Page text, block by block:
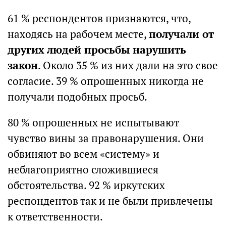
61 % респондентов признаются, что,
находясь на рабочем месте,получали от
других людей просьбы нарушить
закон. Около 35 % из них дали на это свое
согласие. 39 % опрошенных никогда не
получали подобных просьб.
80 % опрошенных не испытывают
чувство вины за правонарушения. Они
обвиняют во всем «систему» и
неблагоприятно сложившиеся
обстоятельства. 92 % иркутских
респондентов так и не были привлечены
к ответственности.